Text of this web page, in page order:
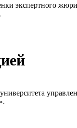
экспертного
университета